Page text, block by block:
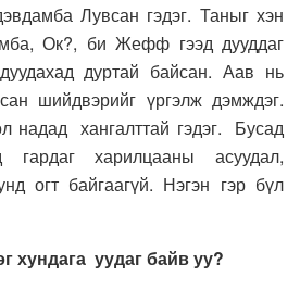
Лувсан гэдэг. Таныг хэн
Ок?, би Жефф гээд дууддаг
дуртай байсан. Аав нь
шийдвэрийг үргэлж дэмждэг.
надад хангалттай гэдэг. Бусад
гардаг харилцааны асуудал,
огт байгаагүй. Нэгэн гэр бүл
хундага уудаг байв уу?